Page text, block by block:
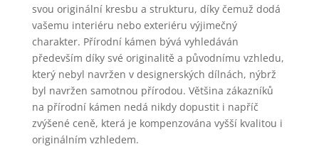
svou originální kresbu a strukturu, díky čemuž dodá
vašemu interiéru nebo exteriéru výjimečný
charakter. Přírodní kámen bývá vyhledáván
především díky své originalitě a původnímu vzhledu,
který nebyl navržen v designerských dílnách, nýbrž
byl navržen samotnou přírodou. Většina zákazníků
na přírodní kámen nedá nikdy dopustit i napříč
zvýšené ceně, která je kompenzována vyšší kvalitou i
originálním vzhledem.